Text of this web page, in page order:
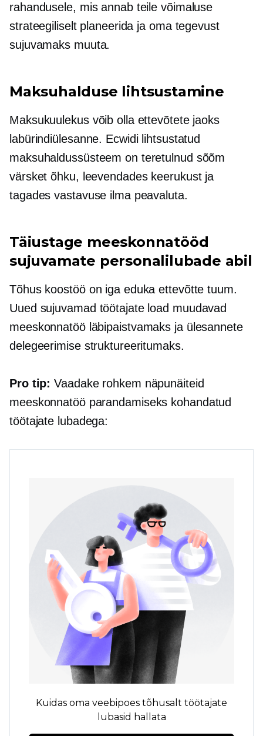
rahandusele, mis annab teile võimaluse
strateegiliselt planeerida ja oma tegevust
sujuvamaks muuta.
Maksuhalduse lihtsustamine
Maksukuulekus võib olla ettevõtete jaoks
labürindiülesanne. Ecwidi lihtsustatud
maksuhaldussüsteem on teretulnud sõõm
värsket õhku, leevendades keerukust ja
tagades vastavuse ilma peavaluta.
Täiustage meeskonnatööd
sujuvamate personalilubade abil
Tõhus koostöö on iga eduka ettevõtte tuum.
Uued sujuvamad töötajate load muudavad
meeskonnatöö läbipaistvamaks ja ülesannete
delegeerimise struktureeritumaks.
Pro tip: Vaadake rohkem näpunäiteid
meeskonnatöö parandamiseks kohandatud
töötajate lubadega:
Kuidas oma veebipoes tõhusalt töötajate
lubasid hallata